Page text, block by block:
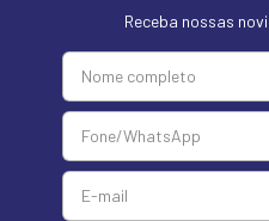
Receba nossas